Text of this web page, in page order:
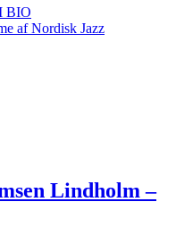
BIO
af Nordisk Jazz
Lindholm –